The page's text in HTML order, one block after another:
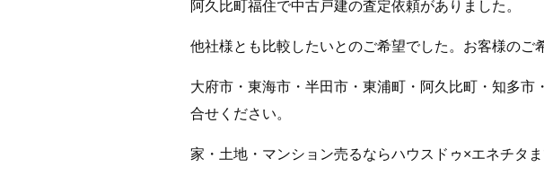
阿久比町福住で中古戸建の査定依頼がありました。
他社様とも比較したいとのご希望でした。お客様のご
大府市・東海市・半田市・東浦町・阿久比町・知多
合せください。
家・土地・マンション売るならハウスドゥ×エネチタま